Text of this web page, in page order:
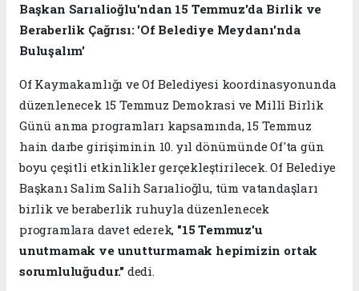
Başkan Sarıalioğlu'ndan 15 Temmuz'da Birlik ve
Beraberlik Çağrısı: 'Of Belediye Meydanı'nda
Buluşalım'
Of Kaymakamlığı ve Of Belediyesi koordinasyonunda
düzenlenecek 15 Temmuz Demokrasi ve Millî Birlik
Günü anma programları kapsamında, 15 Temmuz
hain darbe girişiminin 10. yıl dönümünde Of'ta gün
boyu çeşitli etkinlikler gerçekleştirilecek. Of Belediye
Başkanı Salim Salih Sarıalioğlu, tüm vatandaşları
birlik ve beraberlik ruhuyla düzenlenecek
programlara davet ederek, "15 Temmuz'u
unutmamak ve unutturmamak hepimizin ortak
sorumluluğudur." dedi.